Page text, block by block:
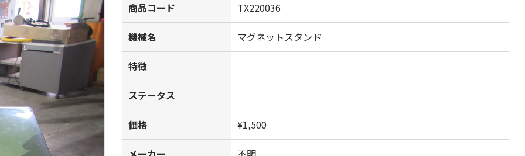
商品コード TX220036
機械名 マグネットスタンド
特徴
ステータス
価格 ¥1,500